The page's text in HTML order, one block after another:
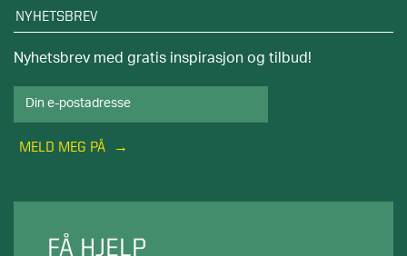
NYHETSBREV
Nyhetsbrev med gratis inspirasjon og tilbud!
MELD MEG PÅ
FÅ HJELP